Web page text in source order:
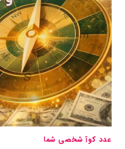
عدد کوآ شخصی شما